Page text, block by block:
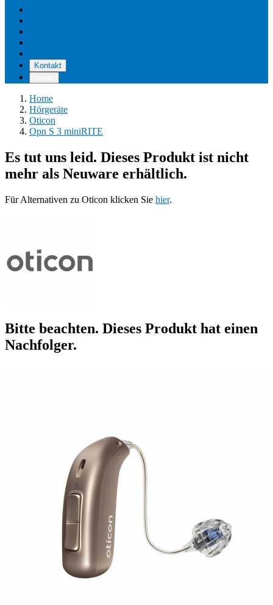
Kontakt
Home
Hörgeräte
Oticon
Opn S 3 miniRITE
Es tut uns leid. Dieses Produkt ist nicht
mehr als Neuware erhältlich.
Für Alternativen zu Oticon klicken Sie hier.
Bitte beachten. Dieses Produkt hat einen
Nachfolger.